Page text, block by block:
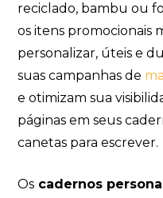
reciclado, bambu ou
os itens promocionais
personalizar, úteis e
suas campanhas de
e otimizam sua
páginas em seus
canetas para escrever.
Os cadernos